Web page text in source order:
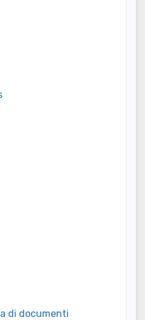
di documenti